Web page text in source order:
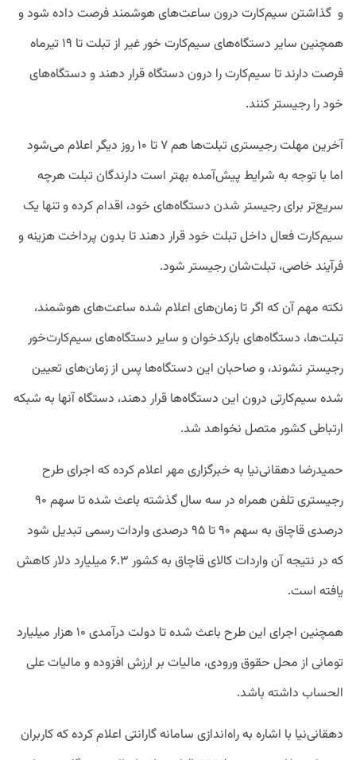
و گذاشتن سیم‌کارت درون ساعت‌های هوشمند فرصت داده شود و
همچنین سایر دستگاه‌های سیم‌کارت خور غیر از تبلت تا ۱۹ تیرماه
فرصت دارند تا سیم‌کارت را درون دستگاه قرار دهند و دستگاه‌های
خود را رجیستر کنند.
آخرین مهلت رجیستری تبلت‌ها هم ۷ تا ۱۰ روز دیگر اعلام می‌شود
اما با توجه به شرایط پیش‌آمده بهتر است دارندگان تبلت هرچه
سریع‌تر برای رجیستر شدن دستگاه‌های خود، اقدام کرده و تنها یک
سیم‌کارت فعال داخل تبلت خود قرار دهند تا بدون پرداخت هزینه و
فرآیند خاصی، تبلت‌شان رجیستر شود.
نکته مهم آن که اگر تا زمان‌های اعلام شده ساعت‌های هوشمند،
تبلت‌ها، دستگاه‌های بارکدخوان و سایر دستگاه‌های سیم‌کارت‌خور
رجیستر نشوند، و صاحبان این دستگاه‌ها پس از زمان‌های تعیین
شده سیم‌کارتی درون این دستگاه‌ها قرار دهند، دستگاه‌ آنها به شبکه
ارتباطی کشور متصل نخواهد شد.
حمیدرضا دهقانی‌نیا به خبرگزاری مهر اعلام کرده که اجرای طرح
رجیستری تلفن همراه در سه سال گذشته باعث شده تا سهم ۹۰
درصدی قاچاق به سهم ۹۰ تا ۹۵ درصدی واردات رسمی تبدیل شود
که در نتیجه آن واردات کالای قاچاق به کشور ۶.۳ میلیارد دلار کاهش
یافته است.
همچنین اجرای این طرح باعث شده تا دولت درآمدی ۱۰ هزار میلیارد
تومانی از محل حقوق ورودی، مالیات بر ارزش افزوده و مالیات علی
الحساب داشته باشد.
دهقانی‌نیا با اشاره به راه‌اندازی سامانه گارانتی اعلام کرده که کاربران